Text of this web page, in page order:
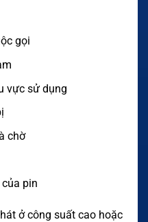
gọi
vực sử dụng
chờ
pin
ở công suất cao hoặc